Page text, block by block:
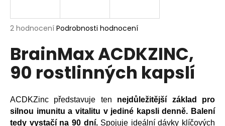
Průměrné
produktu
je
5,0
z
hvězdiček.
2 hodnocení Podrobnosti hodnocení
BrainMax ACDKZINC,
90 rostlinných kapslí
ACDKZinc představuje ten nejdůležitější základ pro
silnou imunitu a vitalitu v jediné kapsli denně. Balení
tedy vystačí na 90 dní.Spojuje ideální dávky klíčových
j
t
?
HLEDAT